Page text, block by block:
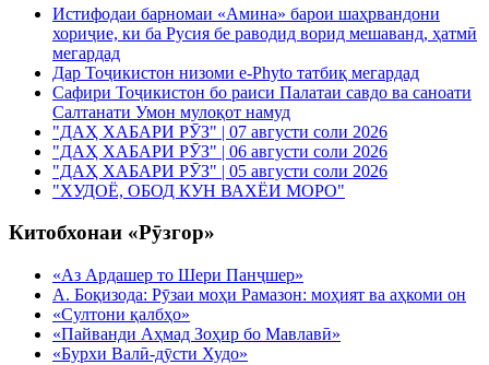
Истифодаи барномаи «Амина» барои шаҳрвандони
хориҷие, ки ба Русия бе раводид ворид мешаванд, ҳатмӣ
мегардад
Дар Тоҷикистон низоми e-Phyto татбиқ мегардад
Сафири Тоҷикистон бо раиси Палатаи савдо ва саноати
Салтанати Умон мулоқот намуд
"ДАҲ ХАБАРИ РӮЗ" | 07 августи соли 2026
"ДАҲ ХАБАРИ РӮЗ" | 06 августи соли 2026
"ДАҲ ХАБАРИ РӮЗ" | 05 августи соли 2026
"ХУДОЁ, ОБОД КУН ВАХЁИ МОРО"
Китобхонаи «Рӯзгор»
«Аз Ардашер то Шери Панҷшер»
А. Боқизода: Рӯзаи моҳи Рамазон: моҳият ва аҳкоми он
«Султони қалбҳо»
«Пайванди Аҳмад Зоҳир бо Мавлавӣ»
«Бурхи Валӣ-дӯсти Худо»